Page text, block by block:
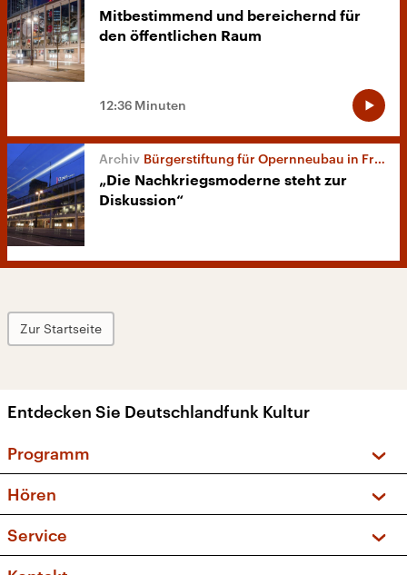
Mitbestimmend und bereichernd für
den öffentlichen Raum
12:36 Minuten
Bürgerstiftung für Opernneubau in Frankfurt
„Die Nachkriegsmoderne steht zur
Diskussion“
Zur Startseite
Entdecken Sie Deutschlandfunk Kultur
Programm
Sendungen und Podcasts
Musikliste
Hören
Frequenzen (UKW + DAB+)
Service
FAQ